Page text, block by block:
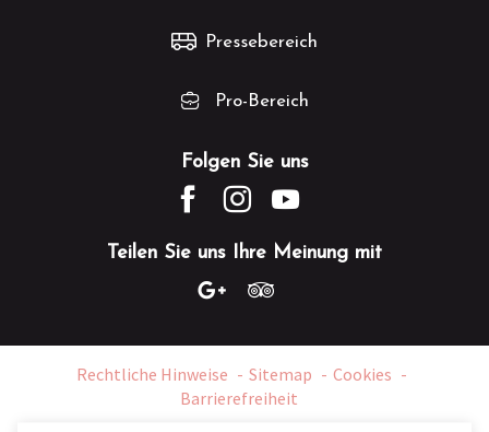
Folgen Sie uns
Teilen Sie uns Ihre Meinung mit
Pressebereich
Pro-Bereich
Rechtliche Hinweise Sitemap
Cookies
Barrierefreiheit